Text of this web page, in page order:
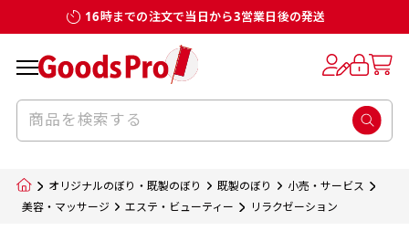
16時までの注文で当日から3営業日後の発送
オリジナルのぼり・既製のぼり 既製のぼり
小売・サービス
美容・マッサージ
エステ・ビューティー リラクゼーション